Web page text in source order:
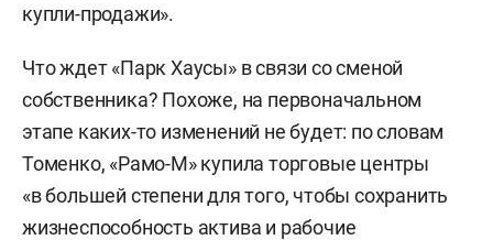
купли-продажи».
Что ждет «Парк Хаусы» в связи со сменой
собственника? Похоже, на первоначальном
этапе каких-то изменений не будет: по словам
Томенко, «Рамо-М» купила торговые центры
«в большей степени для того, чтобы сохранить
жизнеспособность актива и рабочие